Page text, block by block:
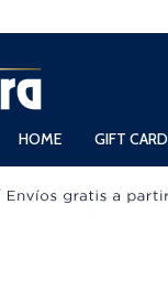
HOME GIFT CARD